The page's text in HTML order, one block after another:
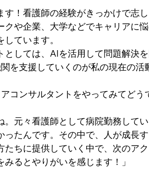
す！看護師の経験がきっかけで志
クや企業、大学などでキャリアに
ています。
としては、AIを活用して問題解決
を支援していくのが私の現在の活
コンサルタントをやってみてどう
。元々看護師として病院勤務して
ったんです。その中で、人が成長
たちに提供していく中で、次のア
るとやりがいを感じます！」